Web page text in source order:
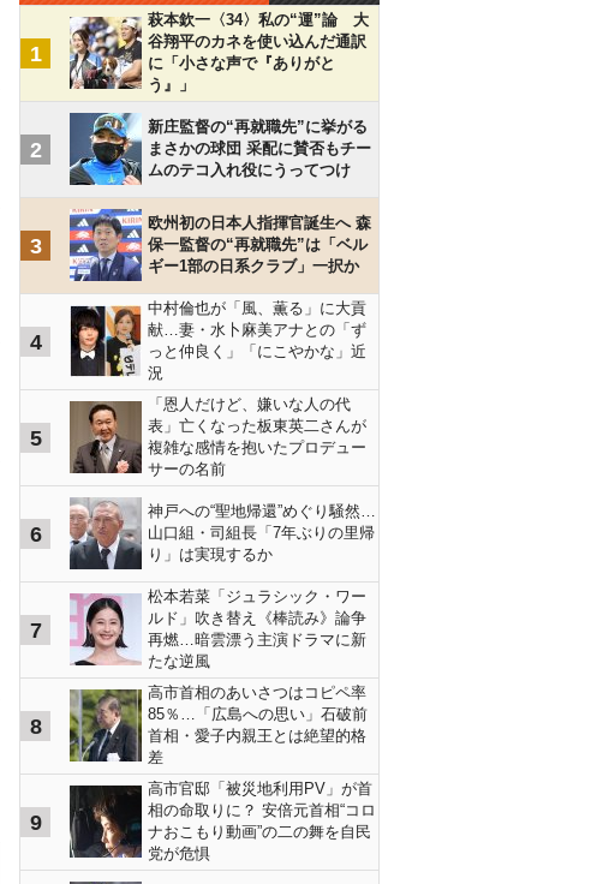
1
萩本欽一〈34〉私の“運”論 大
谷翔平のカネを使い込んだ通訳
に「小さな声で『ありがと
う』」
2
新庄監督の“再就職先”に挙がる
まさかの球団 采配に賛否もチー
ムのテコ入れ役にうってつけ
3
欧州初の日本人指揮官誕生へ 森
保一監督の“再就職先”は「ベル
ギー1部の日系クラブ」一択か
4
中村倫也が「風、薫る」に大貢
献…妻・水卜麻美アナとの「ず
っと仲良く」「にこやかな」近
況
5
「恩人だけど、嫌いな人の代
表」亡くなった板東英二さんが
複雑な感情を抱いたプロデュー
サーの名前
6
神戸への“聖地帰還”めぐり騒然…
山口組・司組長「7年ぶりの里帰
り」は実現するか
7
松本若菜「ジュラシック・ワー
ルド」吹き替え《棒読み》論争
再燃…暗雲漂う主演ドラマに新
たな逆風
8
高市首相のあいさつはコピペ率
85％…「広島への思い」石破前
首相・愛子内親王とは絶望的格
差
9
高市官邸「被災地利用PV」が首
相の命取りに？ 安倍元首相“コロ
ナおこもり動画”の二の舞を自民
党が危惧